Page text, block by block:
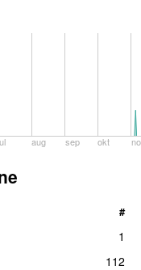
aug sep okt
#
1
112